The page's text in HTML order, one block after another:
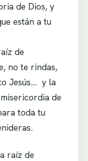
de Dios, y
están a tu
de
no te rindas,
Jesús… y la
de
toda tu
raíz de